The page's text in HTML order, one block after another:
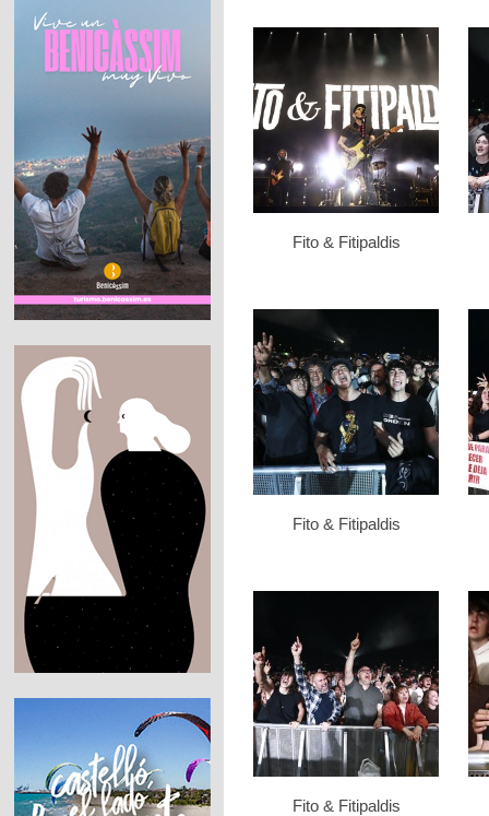
Fito & Fitipaldis
Fito & Fitipaldis
Fito & Fitipaldis